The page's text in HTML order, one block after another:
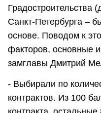
Санкт-Петербурга –
основе. Поводом к
факторов, основные
замглавы Дмитрий
- Выбирали по
контрактов. Из 100